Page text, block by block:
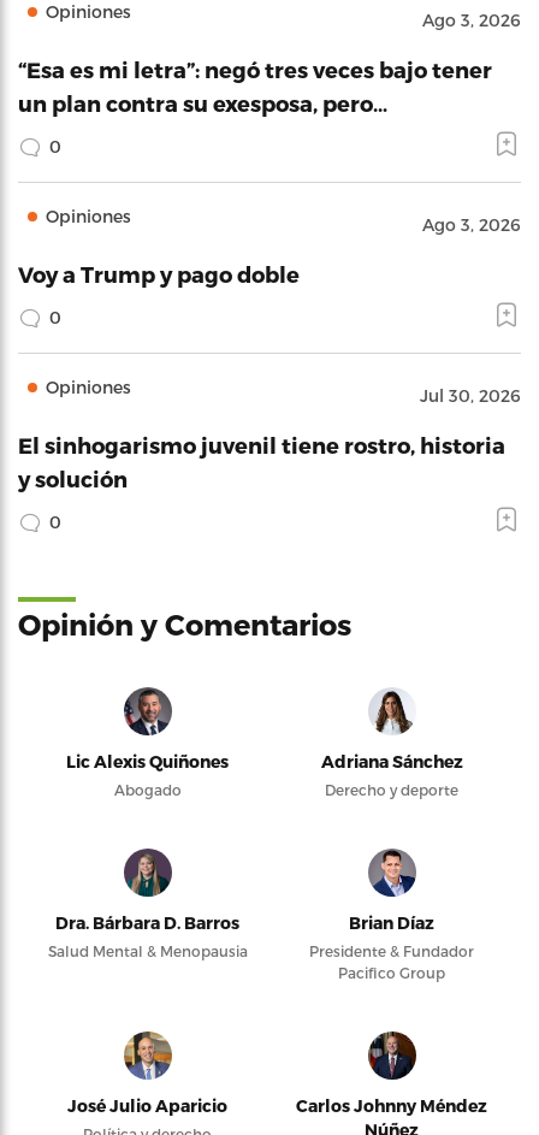
Opiniones Ago 3, 2026
“Esa es mi letra”: negó tres veces bajo tener
un plan contra su exesposa, pero…
0
Opiniones Ago 3, 2026
Voy a Trump y pago doble
0
Opiniones Jul 30, 2026
El sinhogarismo juvenil tiene rostro, historia
y solución
0
Opinión y Comentarios
Lic Alexis Quiñones
Abogado
Adriana Sánchez
Derecho y deporte
Dra. Bárbara D. Barros
Salud Mental & Menopausia
Brian Díaz
Presidente & Fundador
Pacifico Group
José Julio Aparicio
Carlos Johnny Méndez
Núñez